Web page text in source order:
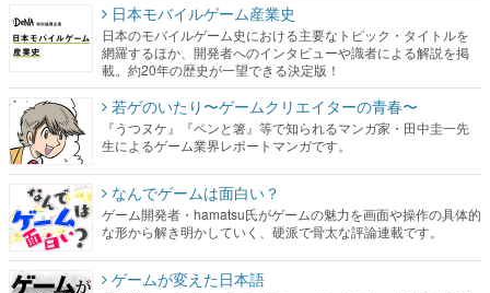
日本モバイルゲーム産業史
日本のモバイルゲーム史における主要なトピック・タイトルを
網羅するほか、開発者へのインタビューや識者による解説を掲
載。約20年の歴史が一望できる決定版！
若ゲのいたり〜ゲームクリエイターの青春〜
『うつヌケ』『ペンと箸』等で知られるマンガ家・田中圭一先
生によるゲーム業界レポートマンガです。
なんでゲームは面白い？
ゲーム開発者・hamatsu氏がゲームの魅力を画面や操作の具体的
な形から解き明かしていく、硬派で骨太な評論連載です。
ゲームが変えた日本語